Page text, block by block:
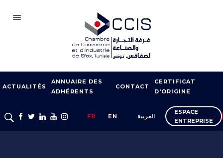
CCIS
ACTUALITÉS
ANNUAIRE DES
ADHÉRENTS
CONTACT
CERTIFICAT
D'ORIGINE
FR EN العربية
ESPACE
ENTREPRISE